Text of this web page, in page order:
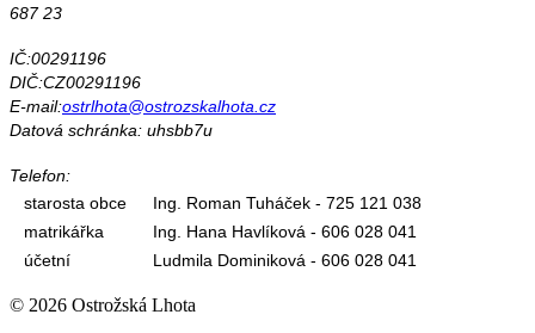
687 23
IČ:00291196
DIČ:CZ00291196
E-mail:ostrlhota@ostrozskalhota.cz
Datová schránka: uhsbb7u
Telefon:
starosta obce
Ing. Roman Tuháček - 725 121 038
matrikářka
Ing. Hana Havlíková - 606 028 041
účetní
Ludmila Dominiková - 606 028 041
© 2026 Ostrožská Lhota